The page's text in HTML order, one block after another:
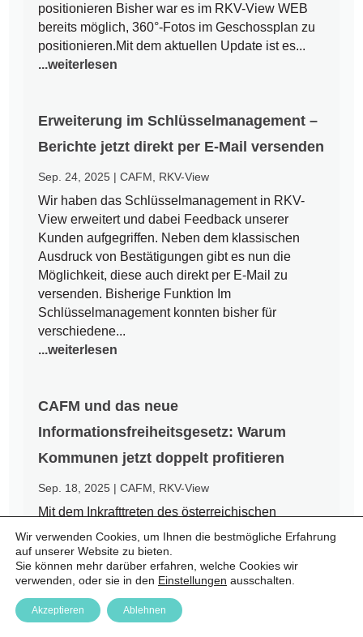
positionieren Bisher war es im RKV-View WEB
bereits möglich, 360°-Fotos im Geschossplan zu
positionieren.Mit dem aktuellen Update ist es...
...weiterlesen
Erweiterung im Schlüsselmanagement –
Berichte jetzt direkt per E-Mail versenden
Sep. 24, 2025 |CAFM RKV-View
Wir haben das Schlüsselmanagement in RKV-
View erweitert und dabei Feedback unserer
Kunden aufgegriffen. Neben dem klassischen
Ausdruck von Bestätigungen gibt es nun die
Möglichkeit, diese auch direkt per E-Mail zu
versenden. Bisherige Funktion Im
Schlüsselmanagement konnten bisher für
verschiedene...
...weiterlesen
CAFM und das neue
Informationsfreiheitsgesetz: Warum
Kommunen jetzt doppelt profitieren
Sep. 18, 2025 |CAFM RKV-View
Mit dem Inkrafttreten des österreichischen
Informationsfreiheitsgesetzes (IFG) am 1.
September 2025 endet eine jahrzehntelange Ära
des Amtsgeheimnisses. Bürgerinnen und Bürger
haben nun einen Rechtsanspruch auf Zugang zu
amtlichen Informationen – auch auf kommunaler
Ebene. Für Städte und Gemeinden...
Wir verwenden Cookies, um Ihnen die bestmögliche Erfahrung
auf unserer Website zu bieten.
Sie können mehr darüber erfahren, welche Cookies wir
verwenden, oder sie in den Einstellungen ausschalten.
Akzeptieren Ablehnen